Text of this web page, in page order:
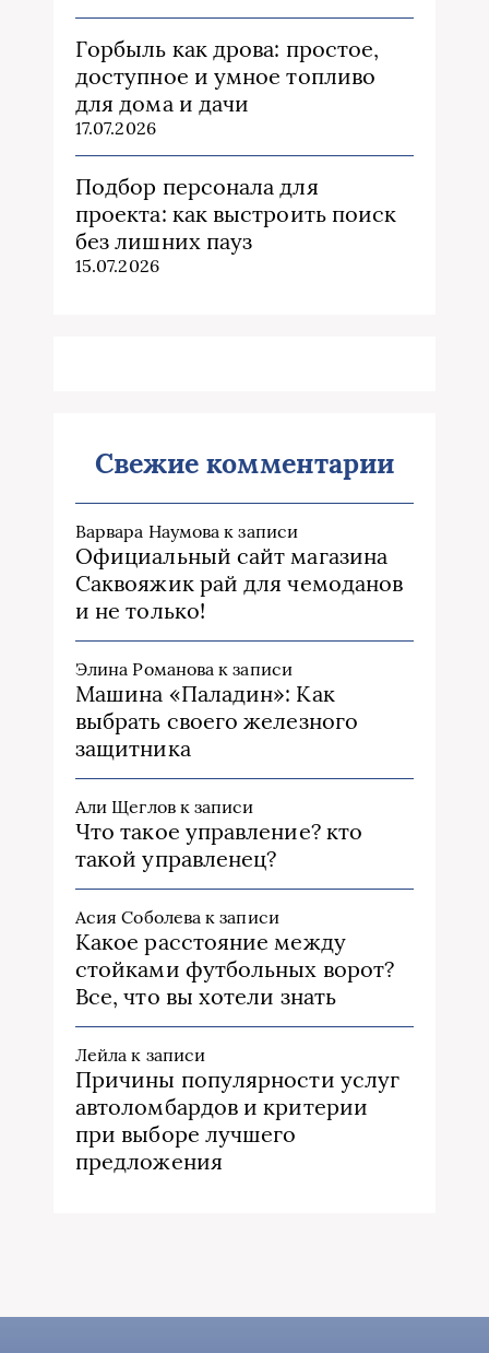
Горбыль как дрова: простое,
доступное и умное топливо
для дома и дачи
17.07.2026
Подбор персонала для
проекта: как выстроить поиск
без лишних пауз
15.07.2026
Свежие комментарии
Варвара Наумова к записи
Официальный сайт магазина
Саквояжик рай для чемоданов
и не только!
Элина Романова к записи
Машина «Паладин»: Как
выбрать своего железного
защитника
Али Щегловк записи
Что такое управление? кто
такой управленец?
Асия Соболева к записи
Какое расстояние между
стойками футбольных ворот?
Все, что вы хотели знать
Лейла к записи
Причины популярности услуг
автоломбардов и критерии
при выборе лучшего
предложения